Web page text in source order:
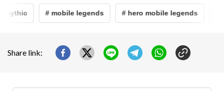
# mobile legends # hero mobile legends # hero
Share link: